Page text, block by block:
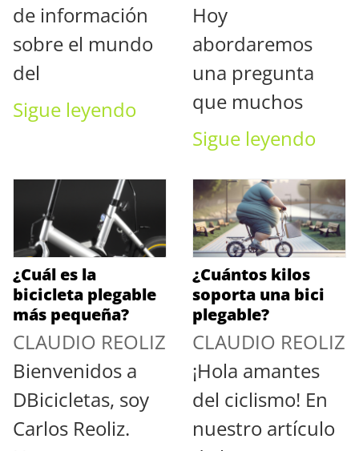
de información
sobre el mundo
del
Sigue leyendo
Hoy
abordaremos
una pregunta
que muchos
Sigue leyendo
¿Cuál es la
bicicleta plegable
más pequeña?
CLAUDIO REOLIZ
Bienvenidos a
DBicicletas, soy
Carlos Reoliz.
¿Cuántos kilos
soporta una bici
plegable?
CLAUDIO REOLIZ
¡Hola amantes
del ciclismo! En
nuestro artículo